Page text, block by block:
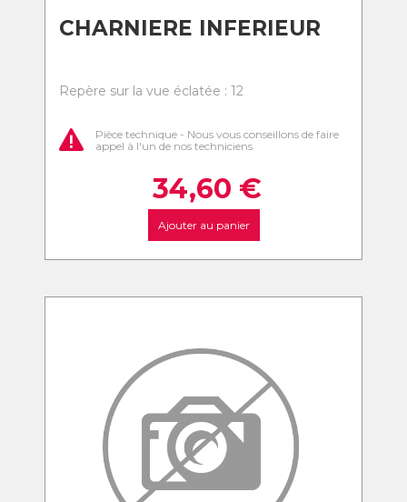
CHARNIERE INFERIEUR
Repère sur la vue éclatée : 12
Pièce technique - Nous vous conseillons de faire
appel à l'un de nos techniciens
34,60 €
Ajouter au panier